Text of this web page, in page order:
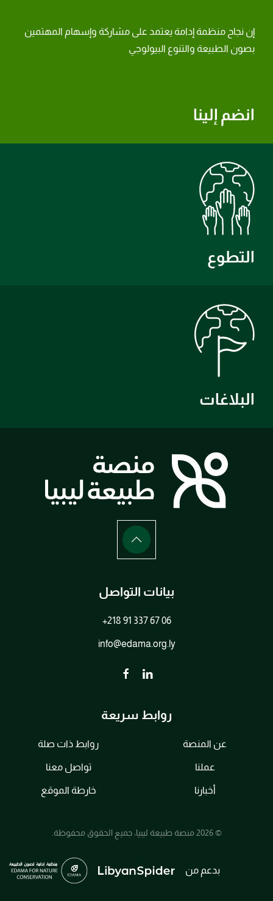
انضم إلينا
إن نجاح منظمة إدامة يعتمد على مشاركة وإسهام المهتمين
بصون الطبيعة والتنوع البيولوجي
التطوع
البلاغات
بيانات التواصل
+218 91 337 67 06
info@edama.org.ly
روابط سريعة
عن المنصة
عملنا
أخبارنا
روابط ذات صلة
تواصل معنا
خارطة الموقع
© 2026 منصة طبيعة ليبيا، جميع الحقوق محفوظة.
بدعم من